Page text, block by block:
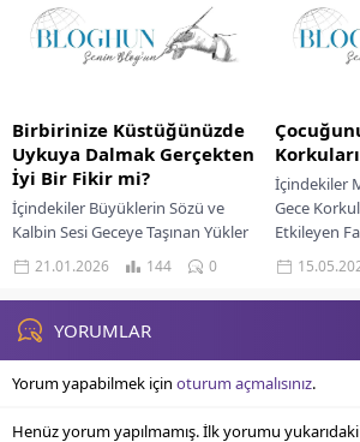
Öğrenme Fırsatları Sunmak...
Dahil...
Birbirinize Küstüğünüzde
Uykuya Dalmak Gerçekten
İyi Bir Fikir mi?
İçindekiler Büyüklerin Sözü ve
Kalbin Sesi Geceye Taşınan Yükler
Sabahın Getirdiği Gerilim Önemli
Çıkarımlar Kırgınlıkla uyumak,
beynimizin duygusal yükü gece...
21.01.2026 144 0
Korkuları
İçindekiler
Gece
Etkileyen
Korkuları
Etkileyen
Ebeveyn...
YORUMLAR
Yorum yapabilmek için oturum açmalısınız.
Henüz yorum yapılmamış. İlk yorumu yukarıdaki